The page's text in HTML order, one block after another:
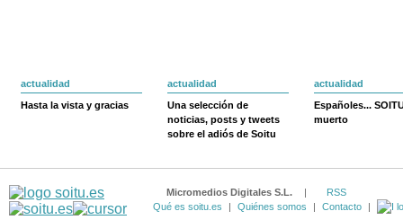
actualidad
Hasta la vista y gracias
actualidad
Una selección de
noticias, posts y tweets
sobre el adiós de Soitu
actualidad
Españoles...
muerto
Micromedios Digitales S.L. |
RSS
Qué es soitu.es
| Quiénes somos | Contacto |